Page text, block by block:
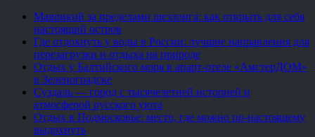
Маврикий за пределами шезлонга: как открыть для себя
настоящий остров
Где отдохнуть у воды в России: лучшие направления для
перезагрузки и отдыха на природе
Отдых у Балтийского моря в апарт-отеле «АмстерДОМ»
в Зеленоградске
Суздаль — город с тысячелетней историей и
атмосферой русского уюта
Отдых в Подмосковье: место, где можно по-настоящему
выдохнуть